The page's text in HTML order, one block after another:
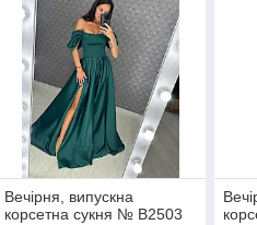
Вечірня, випускна
корсетна сукня № В2503